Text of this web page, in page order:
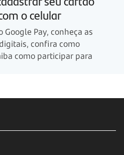
o celular
Pay, conheça as
confira como
como participar para